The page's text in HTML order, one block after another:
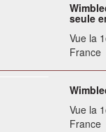
seule
Vue la
France
Vue la
France